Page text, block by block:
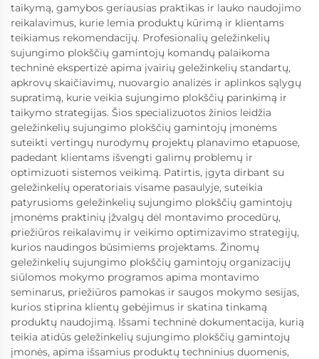
taikymą, gamybos geriausias praktikas ir lauko naudojimo
reikalavimus, kurie lemia produktų kūrimą ir klientams
teikiamus rekomendacijų. Profesionalių geležinkelių
sujungimo plokščių gamintojų komandų palaikoma
techninė ekspertizė apima įvairių geležinkelių standartų,
apkrovų skaičiavimų, nuovargio analizės ir aplinkos sąlygų
supratimą, kurie veikia sujungimo plokščių parinkimą ir
taikymo strategijas. Šios specializuotos žinios leidžia
geležinkelių sujungimo plokščių gamintojų įmonėms
suteikti vertingų nurodymų projektų planavimo etapuose,
padedant klientams išvengti galimų problemų ir
optimizuoti sistemos veikimą. Patirtis, įgyta dirbant su
geležinkelių operatoriais visame pasaulyje, suteikia
patyrusioms geležinkelių sujungimo plokščių gamintojų
įmonėms praktinių įžvalgų dėl montavimo procedūrų,
priežiūros reikalavimų ir veikimo optimizavimo strategijų,
kurios naudingos būsimiems projektams. Žinomų
geležinkelių sujungimo plokščių gamintojų organizacijų
siūlomos mokymo programos apima montavimo
seminarus, priežiūros pamokas ir saugos mokymo sesijas,
kurios stiprina klientų gebėjimus ir skatina tinkamą
produktų naudojimą. Išsami techninė dokumentacija, kurią
teikia atidūs geležinkelių sujungimo plokščių gamintojų
įmonės, apima išsamius produktų techninius duomenis,